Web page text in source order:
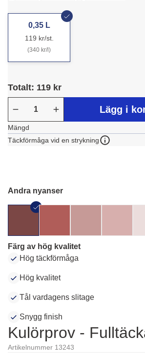
0,35 L
119 kr/st.
(340 kr/l)
Totalt: 119 kr
Lägg i
Mängd
Täckförmåga vid en strykning
Andra nyanser
Färg av hög kvalitet
Hög täckförmåga
Hög kvalitet
Tål vardagens slitage
Snygg finish
Kulörprov -
Artikelnummer 13243